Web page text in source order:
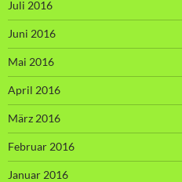
Juli 2016
Juni 2016
Mai 2016
April 2016
März 2016
Februar 2016
Januar 2016